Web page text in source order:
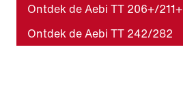
Ontdek de Aebi TT 206+/211+
Ontdek de Aebi TT 242/282